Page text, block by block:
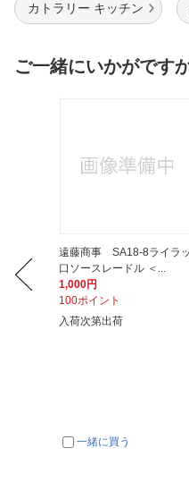
カトラリー キッチン
ご一緒にいかがです
遠藤商事 SA18-8ライラ
口ソースレードル ＜...
1,000円
100ポイント
入荷次第出荷
一緒に買う